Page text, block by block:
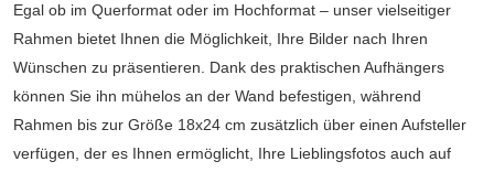
Egal ob im Querformat oder im Hochformat – unser vielseitiger
Rahmen bietet Ihnen die Möglichkeit, Ihre Bilder nach Ihren
Wünschen zu präsentieren. Dank des praktischen Aufhängers
können Sie ihn mühelos an der Wand befestigen, während
Rahmen bis zur Größe 18x24 cm zusätzlich über einen Aufsteller
verfügen, der es Ihnen ermöglicht, Ihre Lieblingsfotos auch auf